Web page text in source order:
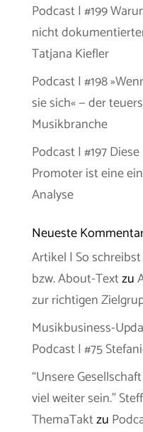
Podcast | #199
nicht
Tatjana Kiefler
Podcast | #198
sie sich« — der
Musikbranche
Podcast | #197
Promoter ist eine
Analyse
Neueste
Artikel | So
bzw. About-Textzu
zur richtigen
Musikbusiness-
Podcast | #75
“Unsere
viel weiter sein.”
ThemaTaktzu